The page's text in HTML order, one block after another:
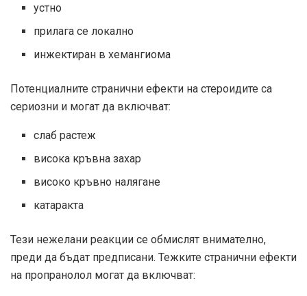
устно
прилага се локално
инжектиран в хемангиома
Потенциалните странични ефекти на стероидите са
сериозни и могат да включват:
слаб растеж
висока кръвна захар
високо кръвно налягане
катаракта
Тези нежелани реакции се обмислят внимателно,
преди да бъдат предписани. Тежките странични ефекти
на пропранолол могат да включват: